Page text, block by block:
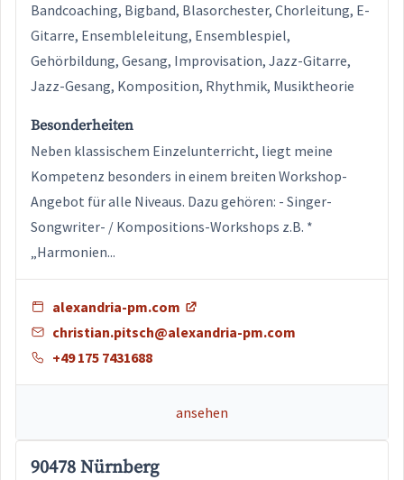
Bandcoaching, Bigband, Blasorchester, Chorleitung, E-
Gitarre, Ensembleleitung, Ensemblespiel,
Gehörbildung, Gesang, Improvisation, Jazz-Gitarre,
Jazz-Gesang, Komposition, Rhythmik, Musiktheorie
Besonderheiten
Neben klassischem Einzelunterricht, liegt meine
Kompetenz besonders in einem breiten Workshop-
Angebot für alle Niveaus. Dazu gehören: - Singer-
Songwriter- / Kompositions-Workshops z.B. *
„Harmonien...
alexandria-pm.com
christian.pitsch@alexandria-pm.com
+49 175 7431688
ansehen
90478 Nürnberg